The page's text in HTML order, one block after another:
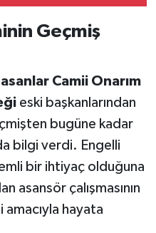
Geçmiş
Camii Onarım
eski başkanlarından
bugüne kadar
bilgi verdi. Engelli
bir ihtiyaç olduğuna
asansör çalışmasının
hayata